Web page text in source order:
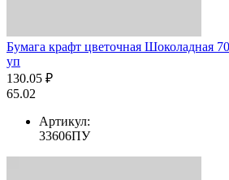
Бумага крафт цветочная Шоколадная
уп
130.05 ₽
65.02
Артикул:
33606ПУ